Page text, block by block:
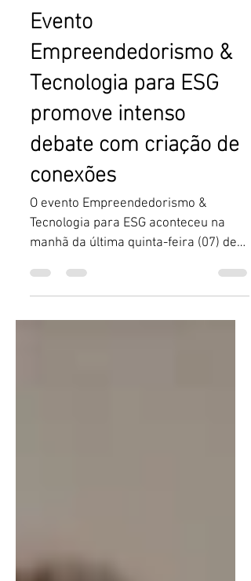
14 de dez. de 2023
Evento
Empreendedorismo &
Tecnologia para ESG
promove intenso
debate com criação de
conexões
O evento Empreendedorismo &
manhã da última quinta-feira (07) de
dezembro de 2023 na Casa Vale do
Dendê.